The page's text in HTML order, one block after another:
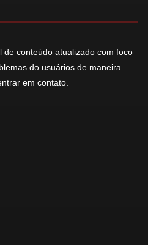
de conteúdo atualizado com foco
do usuários de maneira
em contato.